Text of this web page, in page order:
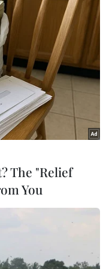
thực hiện các
mùa khỉ được
Vietnam+)
The "Relief
You